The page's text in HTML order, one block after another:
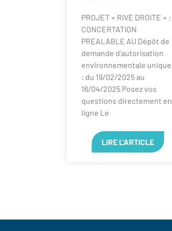
PROJET « RIVE DROITE » :
CONCERTATION
PREALABLE AU Dépôt de
demande d’autorisation
environnementale unique
: du 19/02/2025 au
16/04/2025 Posez vos
questions directement en
ligne Le
LIRE L'ARTICLE